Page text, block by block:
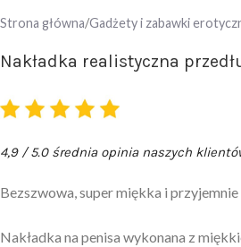
Strona główna Gadżety i zabawki
Nakładka realistyczna
4,9 / 5.0 średnia opinia naszych
Bezszwowa, super miękka i
Nakładka na penisa wykonana z